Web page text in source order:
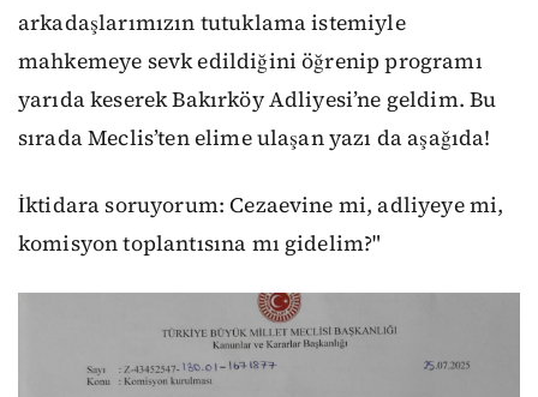
arkadaşlarımızın tutuklama istemiyle
mahkemeye sevk edildiğini öğrenip programı
yarıda keserek Bakırköy Adliyesi’ne geldim. Bu
sırada Meclis’ten elime ulaşan yazı da aşağıda!
İktidara soruyorum: Cezaevine mi, adliyeye mi,
komisyon toplantısına mı gidelim?"